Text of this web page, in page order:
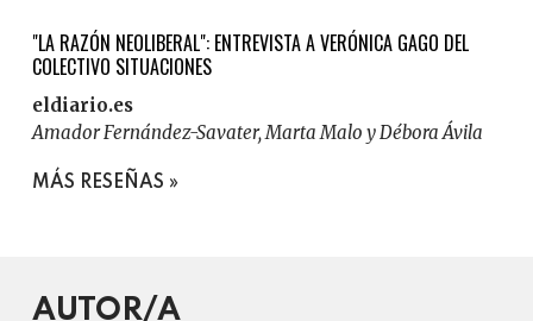
"LA RAZÓN NEOLIBERAL": ENTREVISTA A VERÓNICA GAGO DEL
COLECTIVO SITUACIONES
eldiario.es
Amador Fernández-Savater, Marta Malo y Débora Ávila
MÁS RESEÑAS
AUTOR/A